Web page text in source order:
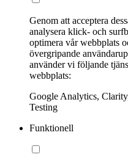
Genom att acceptera
analysera klick- och
optimera vår webbplats
övergripande
använder vi följande
webbplats:
Google Analytics,
Testing
Funktionell